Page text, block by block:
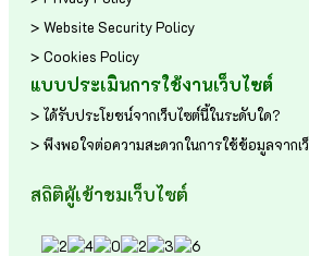
> Website Security Policy
> Cookies Policy
แบบประเมินการใช้งานเว็บไซต์
> ได้รับประโยชน์จากเว็บไซต์นี้ในระดับใด?
> พึงพอใจต่อความสะดวกในการใช้ข้อมูลจากเ
สถิติผู้เข้าชมเว็บไซต์